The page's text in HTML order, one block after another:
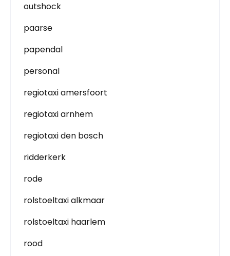
outshock
paarse
papendal
personal
regiotaxi amersfoort
regiotaxi arnhem
regiotaxi den bosch
ridderkerk
rode
rolstoeltaxi alkmaar
rolstoeltaxi haarlem
rood